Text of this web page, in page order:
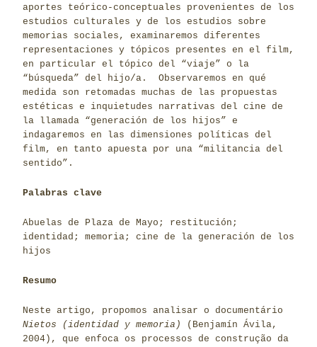
aportes teórico-conceptuales provenientes de los
estudios culturales y de los estudios sobre
memorias sociales, examinaremos diferentes
representaciones y tópicos presentes en el film,
en particular el tópico del “viaje” o la
“búsqueda” del hijo/a. Observaremos en qué
medida son retomadas muchas de las propuestas
estéticas e inquietudes narrativas del cine de
la llamada “generación de los hijos” e
indagaremos en las dimensiones políticas del
film, en tanto apuesta por una “militancia del
sentido”.
Palabras clave
Abuelas de Plaza de Mayo; restitución;
identidad; memoria; cine de la generación de los
hijos
Resumo
Neste artigo, propomos analisar o documentário
Nietos (identidad y memoria)
(Benjamín Ávila,
2004), que enfoca os processos de construção da